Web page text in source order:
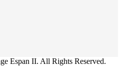
Espan II. All Rights Reserved.